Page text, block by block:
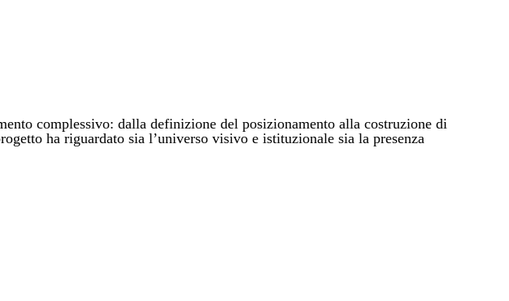
complessivo: dalla definizione del posizionamento alla costruzione di
ha riguardato sia l’universo visivo e istituzionale sia la presenza